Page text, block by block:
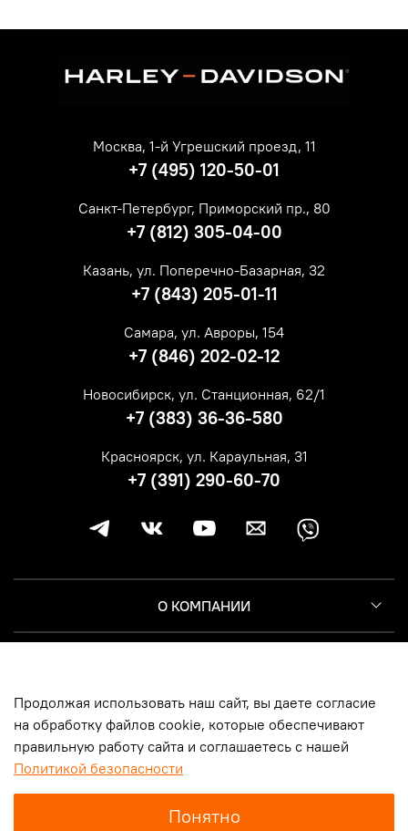
О КОМПАНИИ
ИНФОРМАЦИЯ
Москва, 1-й Угрешский проезд, 11
+7 (495) 120-50-01
Санкт-Петербург, Приморский пр., 80
+7 (812) 305-04-00
Казань, ул. Поперечно-Базарная, 32
+7 (843) 205-01-11
Самара, ул. Авроры, 154
+7 (846) 202-02-12
Новосибирск, ул. Станционная, 62/1
+7 (383) 36-36-580
Красноярск, ул. Караульная, 31
+7 (391) 290-60-70
Самара | Санкт-Петербург | Красноярск, ООО «Мототрейд», ИНН
Продолжая использовать наш сайт, вы даете согласие
на обработку файлов cookie, которые обеспечивают
правильную работу сайта и соглашаетесь с нашей
Политикой безопасности
Понятно